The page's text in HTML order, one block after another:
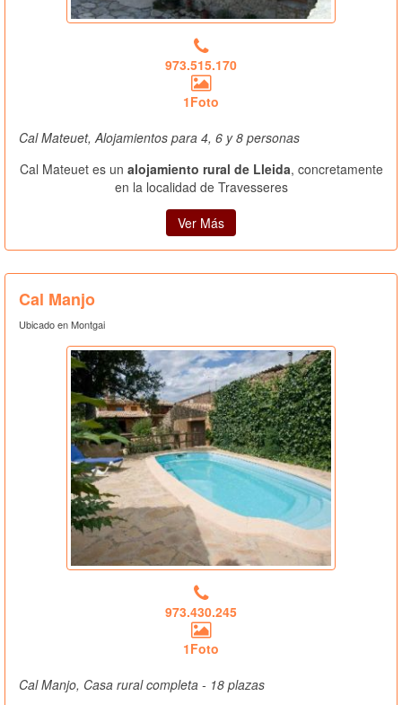
973.515.170
1Foto
Cal Mateuet, Alojamientos para 4, 6 y 8 personas
Cal Mateuet es un alojamiento rural de Lleida, concretamente
en la localidad de Travesseres
Ver Más
Cal Manjo
Ubicado en Montgai
973.430.245
1Foto
Cal Manjo, Casa rural completa - 18 plazas